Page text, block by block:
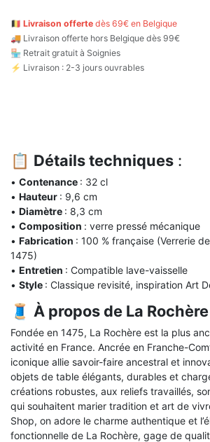
🇧🇪 Livraison offerte dès 69€ en Belgique
🚚 Livraison offerte hors Belgique dès 99€
🏪 Retrait gratuit à Soignies
⚡ Livraison : 2-3 jours ouvrables
📋 Détails techniques :
• Contenance : 32 cl
• Hauteur : 9,6 cm
• Diamètre : 8,3 cm
• Composition : verre pressé mécanique
• Fabrication : 100 % française (Verrerie
1475)
• Entretien : Compatible lave-vaisselle
• Style : Classique revisité, inspiration Art
🧵 À propos de La Rochère
Fondée en 1475, La Rochère est la plus
activité en France. Ancrée en Franche-
iconique allie savoir-faire ancestral et
objets de table élégants, durables et
créations robustes, aux reliefs travaillés,
qui souhaitent marier tradition et art de
Shop, on adore le charme authentique et
fonctionnelle de La Rochère, gage de